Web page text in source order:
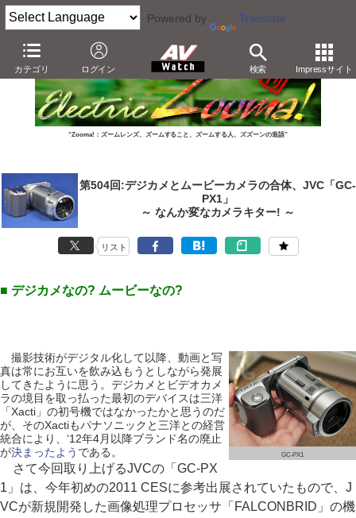
Powered by Translate
カテゴリ ログイン 検索 Impressサイト
“Zooma!：ズームレンズ、ズームすること、ズームする人、ズズーンの造語”
第504回:デジカメとムービーカメラの合体、JVC「GC-
PX1」
～ なんか変なカメラキター! ～
リスト
■ デジカメなの? ムービーなの?
GC-PX1
撮影技術がデジタル化して以降、動画と写
真は常にお互いを飲み込もうとしながら発展
してきたように思う。デジカメとビデオカメ
ラの境目を取っ払った最初のデバイスは三洋
「Xacti」の初号機ではなかったかと思うのだ
が、そのXactiもパナソニックと三洋との経営
統合により、‘12年4月以降ブランド名の廃止
が決まったよう である。
さて今回取り上げるJVCの「GC-PX
1」は、今年初めの2011 CESに参考出展されていたもので、J
VCが新規開発した画像処理プロセッサ「FALCONBRID」の機